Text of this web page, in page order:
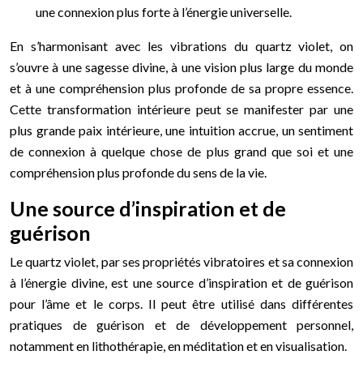
une connexion plus forte à l’énergie universelle.
En s’harmonisant avec les vibrations du quartz violet, on
s’ouvre à une sagesse divine, à une vision plus large du monde
et à une compréhension plus profonde de sa propre essence.
Cette transformation intérieure peut se manifester par une
plus grande paix intérieure, une intuition accrue, un sentiment
de connexion à quelque chose de plus grand que soi et une
compréhension plus profonde du sens de la vie.
Une source d’inspiration et de
guérison
Le quartz violet, par ses propriétés vibratoires et sa connexion
à l’énergie divine, est une source d’inspiration et de guérison
pour l’âme et le corps. Il peut être utilisé dans différentes
pratiques de guérison et de développement personnel,
notamment en lithothérapie, en méditation et en visualisation.